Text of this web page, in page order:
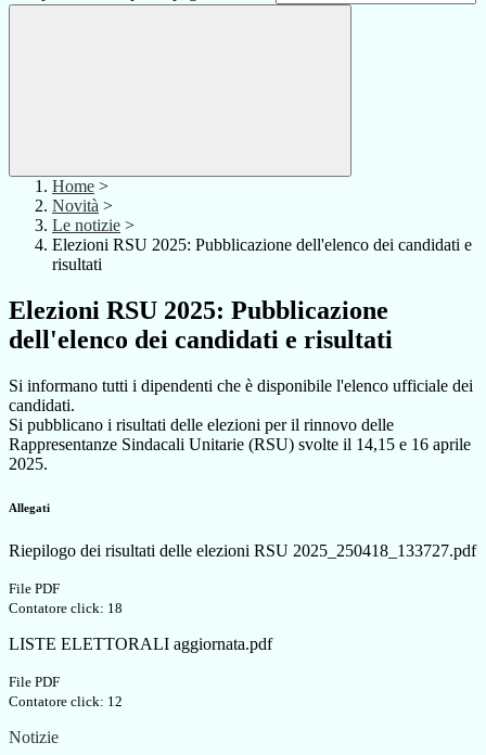
Home >
Novità >
Le notizie >
Elezioni RSU 2025: Pubblicazione dell'elenco dei candidati e
risultati
Elezioni RSU 2025: Pubblicazione
dell'elenco dei candidati e risultati
Si informano tutti i dipendenti che è disponibile l'elenco ufficiale dei
candidati.
Si pubblicano i risultati delle elezioni per il rinnovo delle
Rappresentanze Sindacali Unitarie (RSU) svolte il 14,15 e 16 aprile
2025.
Allegati
Riepilogo dei risultati delle elezioni RSU 2025_250418_133727.pdf
File PDF
Contatore click: 18
LISTE ELETTORALI aggiornata.pdf
File PDF
Contatore click: 12
Notizie